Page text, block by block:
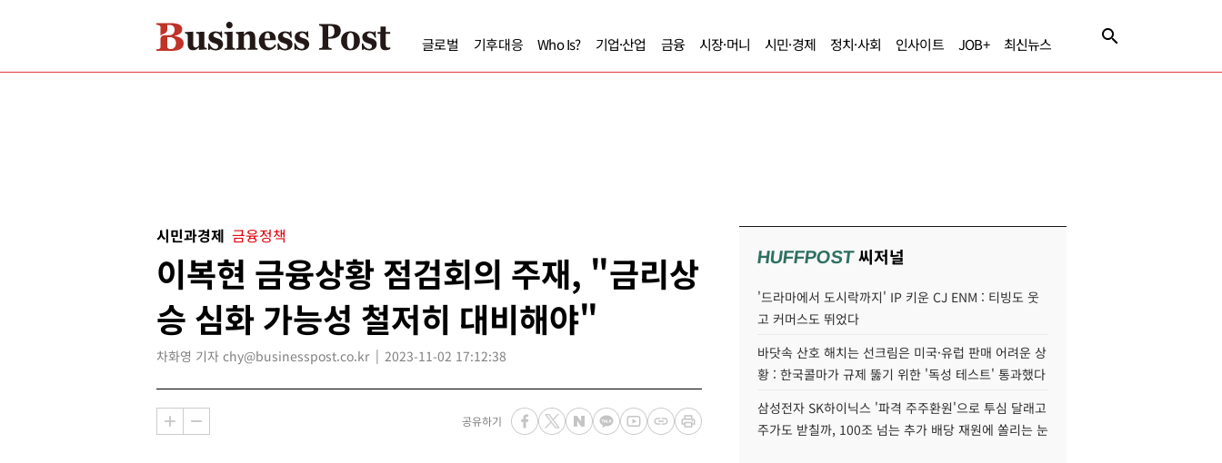
글로벌 기후대응 Who Is? 기업·산업 금융 시장·머니 시민·경제 정치·사회 인사이트 JOB+ 최신뉴스
시민과경제 금융정책
이복현 금융상황 점검회의 주재, "금리상
승 심화 가능성 철저히 대비해야"
차화영 기자 chy@businesspost.co.kr 2023-11-02 17:12:38
공유하기
HUFFPOST씨저널
'드라마에서 도시락까지' IP 키운 CJ ENM : 티빙도 웃
고 커머스도 뛰었다
바닷속 산호 해치는 선크림은 미국·유럽 판매 어려운 상
황 : 한국콜마가 규제 뚫기 위한 '독성 테스트' 통과했다
삼성전자 SK하이닉스 '파격 주주환원'으로 투심 달래고
주가도 받칠까, 100조 넘는 추가 배당 재원에 쏠리는 눈